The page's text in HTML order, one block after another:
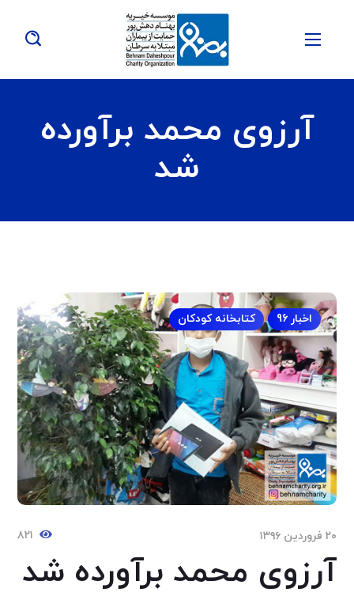
آرزوی محمد برآورده
شد
اخبار 96 کتابخانه کودکان
۲۰ فروردین ۱۳۹۶ ۸۲۱
آرزوی محمد برآورده شد